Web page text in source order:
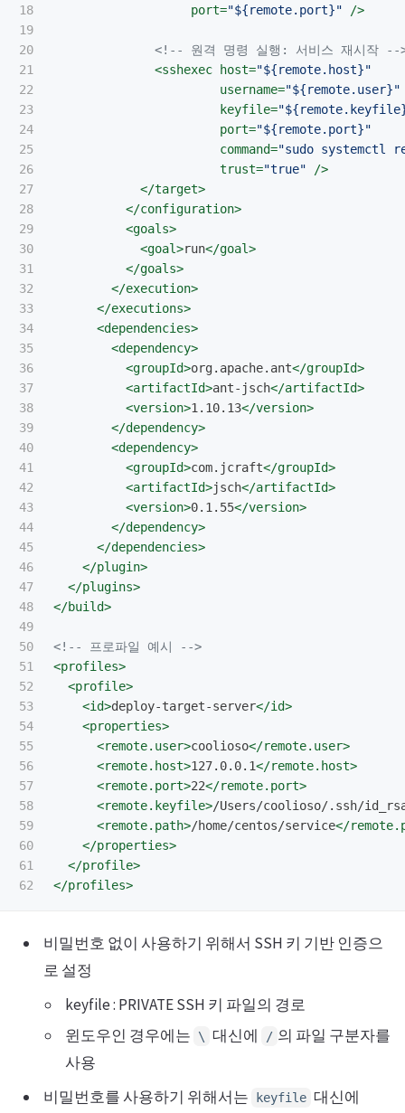
18
19
20
21
22
23
24
25
26
27
28
29
30
31
32
33
34
35
36
37
38
39
40
41
42
43
44
45
46
47
48
49
50
51
52
53
54
55
56
57
58
59
60
61
port="${remote.port}" />
<!-- 원격 명령 실행: 서비스 재시작 --
<sshexec
host="${remote.host}"
username="${remote.user}"
keyfile=
port="${remote.port}"
command="sudo systemctl
trust="true"
/>
</target>
</configuration>
<goals>
<goal>run</goal>
</goals>
</execution>
</executions>
<dependencies>
<dependency>
<groupId>org.apache.ant</groupId>
<artifactId>ant-jsch</artifactId>
<version>1.10.13</version>
</dependency>
<dependency>
<groupId>com.jcraft</groupId>
<artifactId>jsch</artifactId>
<version>0.1.55</version>
</dependency>
</dependencies>
</plugin>
</plugins>
</build>
<!-- 프로파일 예시 -->
<profiles>
<profile>
<id>deploy-target-server</id>
<properties>
<remote.user>coolioso</remote.user>
<remote.host>127.0.0.1</remote.host>
<remote.port>22</remote.port>
<remote.keyfile>/Users/coolioso/.ssh/
<remote.path>/home/centos/service</
</properties>
</profile>
</profiles>
비밀번호 없이 사용하기 위해서 SSH 키 기반 인증으
로 설정
keyfile : PRIVATE SSH 키 파일의 경로
윈도우인 경우에는
\ 대신에 / 의 파일 구분자를
사용
비밀번호를 사용하기 위해서는
keyfile 대신에